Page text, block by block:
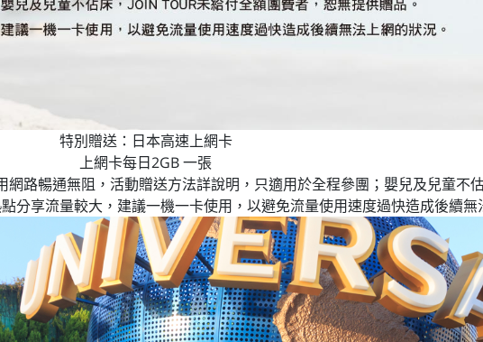
特別贈送：日本高速上網卡
上網卡每日2GB 一張
路暢通無阻，活動贈送方法詳說明，只適用於全程參團；嬰兒及兒童不
分享流量較大，建議一機一卡使用，以避免流量使用速度過快造成後續無